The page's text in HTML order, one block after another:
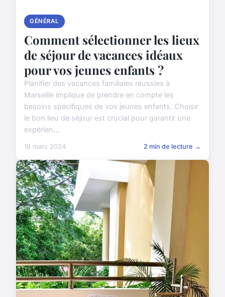
GÉNÉRAL
Comment sélectionner les lieux
de séjour de vacances idéaux
pour vos jeunes enfants ?
Planifier des vacances familiales réussies à
Marseille implique de prendre en compte les
besoins spécifiques de vos jeunes enfants. Choisir
le bon lieu de séjour est crucial pour garantir une
expérien...
18 mars 2024 2 min de lecture →